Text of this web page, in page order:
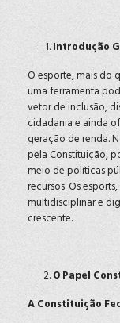
Introdução
O esporte, mais do
uma ferramenta
vetor de inclusão,
cidadania e ainda
geração de renda.
pela Constituição,
meio de políticas
recursos. Os
multidisciplinar e
crescente.
O Papel
A Constituição